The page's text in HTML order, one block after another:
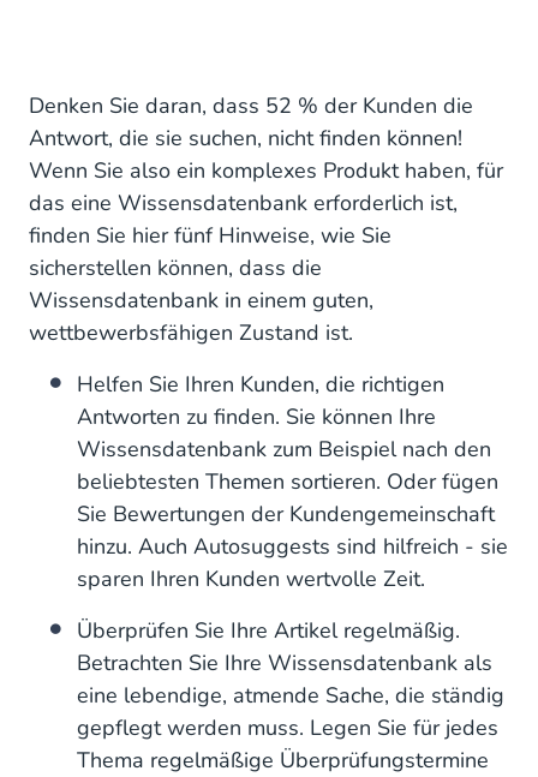
Denken Sie daran, dass 52 % der Kunden die
Antwort, die sie suchen, nicht finden können!
Wenn Sie also ein komplexes Produkt haben, für
das eine Wissensdatenbank erforderlich ist,
finden Sie hier fünf Hinweise, wie Sie
sicherstellen können, dass die
Wissensdatenbank in einem guten,
wettbewerbsfähigen Zustand ist.
Helfen Sie Ihren Kunden, die richtigen
Antworten zu finden. Sie können Ihre
Wissensdatenbank zum Beispiel nach den
beliebtesten Themen sortieren. Oder fügen
Sie Bewertungen der Kundengemeinschaft
hinzu. Auch Autosuggests sind hilfreich - sie
sparen Ihren Kunden wertvolle Zeit.
Überprüfen Sie Ihre Artikel regelmäßig.
Betrachten Sie Ihre Wissensdatenbank als
eine lebendige, atmende Sache, die ständig
gepflegt werden muss. Legen Sie für jedes
Thema regelmäßige Überprüfungstermine